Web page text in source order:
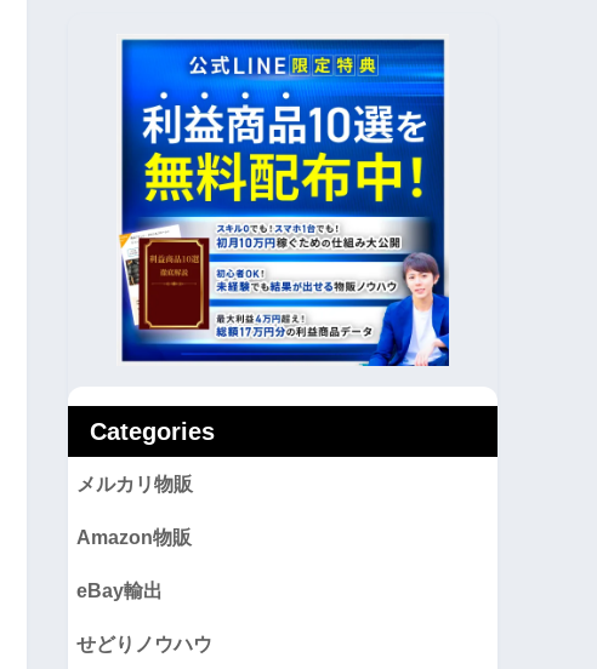
Categories
メルカリ物販
Amazon物販
eBay輸出
せどりノウハウ